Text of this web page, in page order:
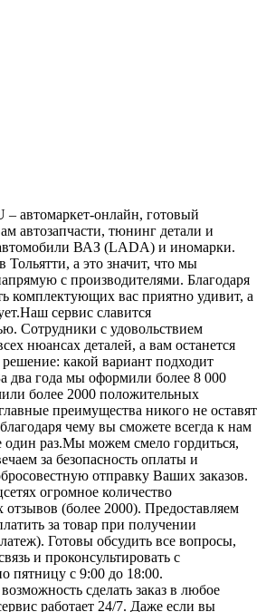
автомаркет-онлайн, готовый
автозапчасти, тюнинг детали и
ВАЗ (LADA) и иномарки.
а это значит, что мы
с производителями. Благодаря
комплектующих вас приятно удивит, а
сервис славится
Сотрудники с удовольствием
нюансах деталей, а вам останется
решение: какой вариант подходит
два года мы оформили более 8 000
более 2000 положительных
преимущества никого не оставят
чему вы сможете всегда к нам
один раз.Мы можем смело гордиться,
за безопасность оплаты и
отправку Ваших заказов.
огромное количество
(более 2000). Предоставляем
за товар при получении
Готовы обсудить все вопросы,
и проконсультировать с
пятницу с 9:00 до 18:00.
сделать заказ в любое
работает 24/7. Даже если вы